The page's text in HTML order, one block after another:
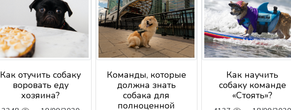
Как отучить собаку
воровать еду
хозяина?
Команды, которые
должна знать
собака для
полноценной
Как научить
собаку команде
«Стоять»?